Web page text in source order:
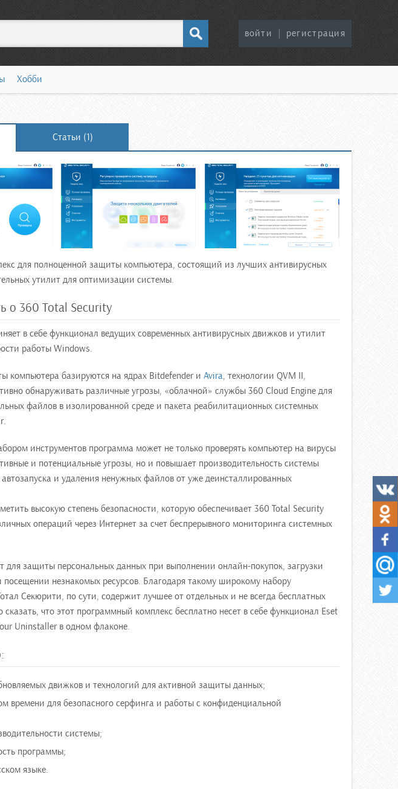
войти регистрация
Хобби
Статьи (1)
для полноценной защиты компьютера, состоящий из лучших антивирусных
утилит для оптимизации системы.
о 360 Total Security
в себе функционал ведущих современных антивирусных движков и утилит
работы Windows.
компьютера базируются на ядрах Bitdefender и Avira, технологии QVM II,
обнаруживать различные угрозы, «облачной» службы 360 Cloud Engine для
файлов в изолированной среде и пакета реабилитационных системных
инструментов программа может не только проверять компьютер на вирусы
и потенциальные угрозы, но и повышает производительность системы
и удаления ненужных файлов от уже деинсталлированных
высокую степень безопасности, которую обеспечивает 360 Total Security
операций через Интернет за счет беспрерывного мониторинга системных
для защиты персональных данных при выполнении онлайн-покупок, загрузки
незнакомых ресурсов. Благодаря такому широкому набору
Секюрити, по сути, содержит лучшее от отдельных и не всегда бесплатных
что этот программный комплекс бесплатно несет в себе функционал Eset
Uninstaller в одном флаконе.
движков и технологий для активной защиты данных;
времени для безопасного серфинга и работы с конфиденциальной
системы;
программы;
языке.